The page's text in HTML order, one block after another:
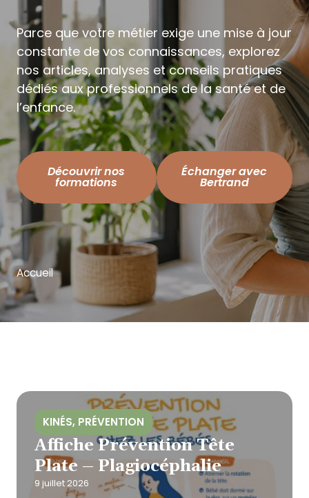
Parce que votre métier exige une mise à jour
constante de vos connaissances, explorez
nos articles, analyses et conseils pratiques
dédiés aux professionnels de la santé et de
l’enfance.
Découvrir nos
formations
Échanger avec
Bertrand
Accueil
KINÉS, PRÉVENTION
Affiche Prévention Tête
Plate – Plagiocéphalie
9 juillet 2026